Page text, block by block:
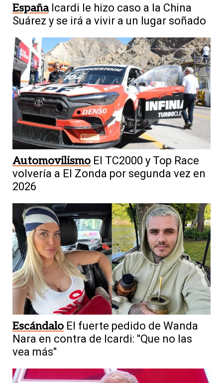
España Icardi le hizo caso a la China
Suárez y se irá a vivir a un lugar soñado
Automovilismo El TC2000 y Top Race
volvería a El Zonda por segunda vez en
2026
Escándalo El fuerte pedido de Wanda
Nara en contra de Icardi: "Que no las
vea más"